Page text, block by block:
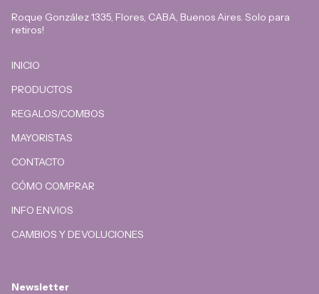
Roque González 1335, Flores, CABA, Buenos Aires. Solo para
retiros!
INICIO
PRODUCTOS
REGALOS/COMBOS
MAYORISTAS
CONTACTO
CÓMO COMPRAR
INFO ENVIOS
CAMBIOS Y DEVOLUCIONES
Newsletter